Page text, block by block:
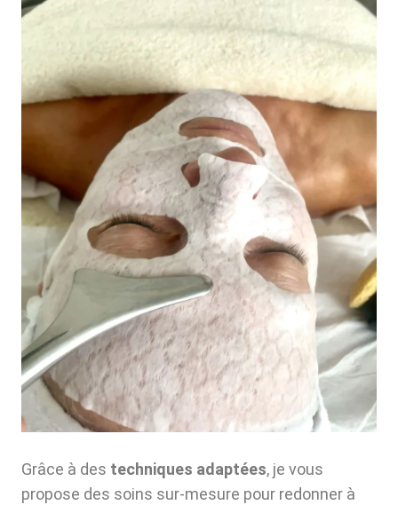
Grâce à des techniques adaptées, je vous
propose des soins sur-mesure pour redonner à